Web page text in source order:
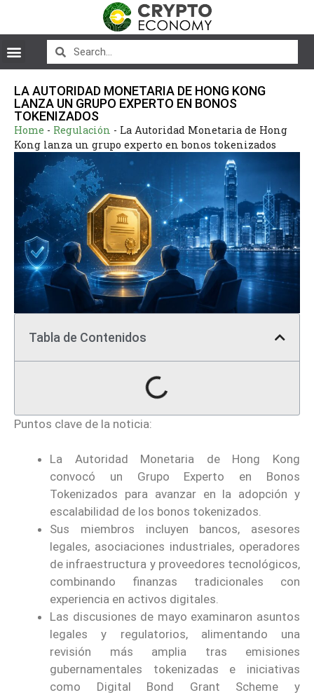
LA AUTORIDAD MONETARIA DE HONG KONG
LANZA UN GRUPO EXPERTO EN BONOS
TOKENIZADOS
Home - Regulación - La Autoridad Monetaria de Hong
Kong lanza un grupo experto en bonos tokenizados
Tabla de Contenidos
Puntos clave de la noticia:
La Autoridad Monetaria de Hong Kong
convocó un Grupo Experto en Bonos
Tokenizados para avanzar en la adopción y
escalabilidad de los bonos tokenizados.
Sus miembros incluyen bancos, asesores
legales, asociaciones industriales, operadores
de infraestructura y proveedores tecnológicos,
combinando finanzas tradicionales con
experiencia en activos digitales.
Las discusiones de mayo examinaron asuntos
legales y regulatorios, alimentando una
revisión más amplia tras emisiones
gubernamentales tokenizadas e iniciativas
como Digital Bond Grant Scheme y